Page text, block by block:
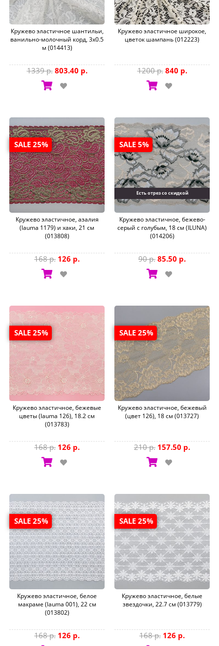
Кружево эластичное шантильи,
ванильно-молочный корд, 3x0.5
м (014413)
1339 р. 803.40 р.
Кружево эластичное широкое,
цветок шампань (012223)
1200 р. 840 р.
SALE 25%
Кружево эластичное, азалия
(lauma 1179) и хаки, 21 см
(013808)
168 р. 126 р.
SALE 5%
Есть отрез со скидкой
Кружево эластичное, бежево-
серый с голубым, 18 см (ILUNA)
(014206)
90 р. 85.50 р.
SALE 25%
Кружево эластичное, бежевые
цветы (lauma 126), 18.2 см
(013783)
168 р. 126 р.
SALE 25%
Кружево эластичное, бежевый
(цвет 126), 18 см (013727)
210 р. 157.50 р.
SALE 25%
Кружево эластичное, белое
макраме (lauma 001), 22 см
(013802)
168 р. 126 р.
SALE 25%
Кружево эластичное, белые
звездочки, 22.7 см (013779)
168 р. 126 р.